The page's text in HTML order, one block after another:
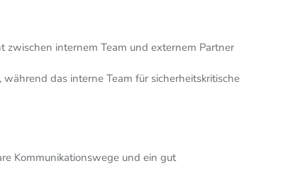
internem Team und externem Partner
das interne Team für sicherheitskritische
Kommunikationswege und ein gut